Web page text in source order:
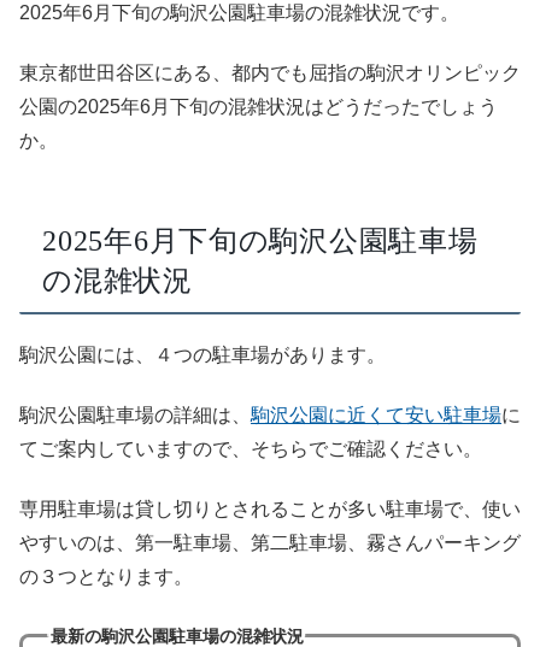
2025年6月下旬の駒沢公園駐車場の混雑状況です。
東京都世田谷区にある、都内でも屈指の駒沢オリンピック
公園の2025年6月下旬の混雑状況はどうだったでしょう
か。
2025年6月下旬の駒沢公園駐車場
の混雑状況
駒沢公園には、４つの駐車場があります。
駒沢公園駐車場の詳細は、 駒沢公園に近くて安い駐車場に
てご案内していますので、そちらでご確認ください。
専用駐車場は貸し切りとされることが多い駐車場で、使い
やすいのは、第一駐車場、第二駐車場、霧さんパーキング
の３つとなります。
最新の駒沢公園駐車場の混雑状況